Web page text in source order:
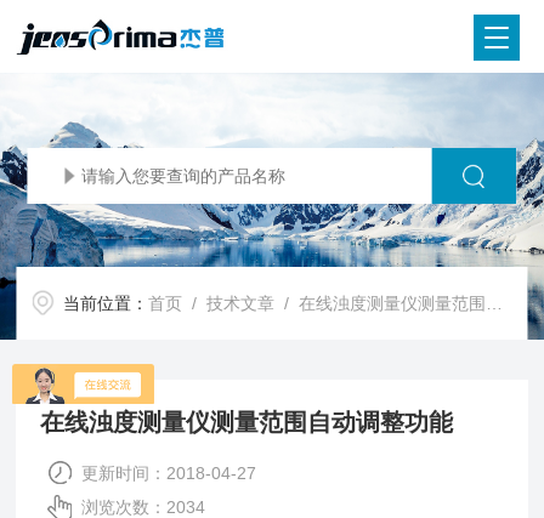
当前位置：首页 /技术文章 / 在线浊度测量仪测量范围自动调整功能
在线浊度测量仪测量范围自动调整功能
更新时间：2018-04-27
浏览次数：2034